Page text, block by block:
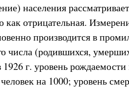
населения
как отрицательная.
производится в
числа (родившихся,
1926 г. уровень
на 1000; уровень